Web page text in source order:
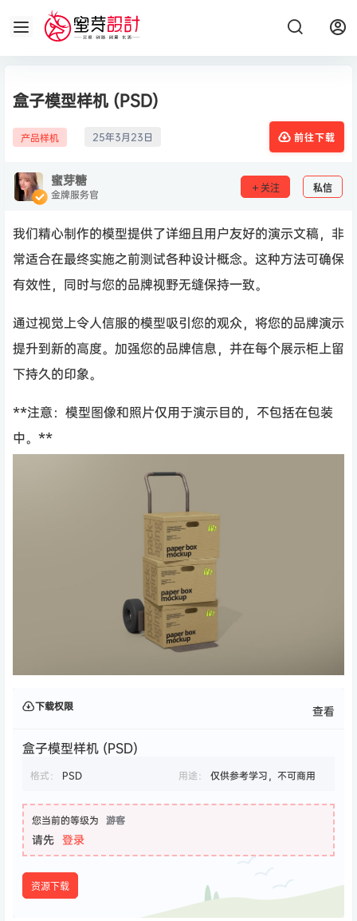
盒子模型样机 (PSD)
产品样机 25年3月23日 前往下载
蜜芽糖
金牌服务官 关注 私信
我们精心制作的模型提供了详细且用户友好的演示文稿，非
常适合在最终实施之前测试各种设计概念。这种方法可确保
有效性，同时与您的品牌视野无缝保持一致。
通过视觉上令人信服的模型吸引您的观众，将您的品牌演示
提升到新的高度。加强您的品牌信息，并在每个展示柜上留
下持久的印象。
**注意：模型图像和照片仅用于演示目的，不包括在包装
中。**
下载权限 查看
盒子模型样机 (PSD)
格式： PSD 用途： 仅供参考学习，不可商用
您当前的等级为 游客
请先 登录
资源下载